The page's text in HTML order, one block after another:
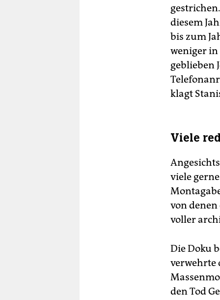
diesem
bis zum
weniger in
geblieben
klagt
Viele
viele
von
voller
Die Doku
verwehrte
den Tod